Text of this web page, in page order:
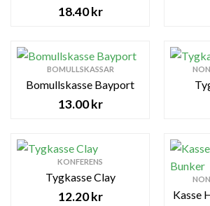
18.40kr
BOMULLSKASSAR
Bomullskasse Bayport
13.00kr
KONFERENS
Tygkasse Clay
12.20kr Kasse